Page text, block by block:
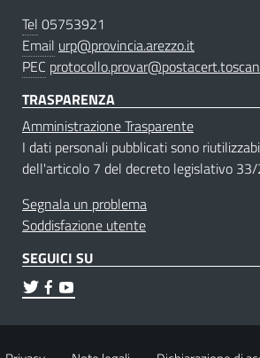
Tel 05753921
Email urp@provincia.arezzo.it
PEC
TRASPARENZA
Amministrazione Trasparente
I dati personali pubblicati sono
dell'articolo 7 del decreto legislativo
Segnala un problema
Soddisfazione utente
SEGUICI SU